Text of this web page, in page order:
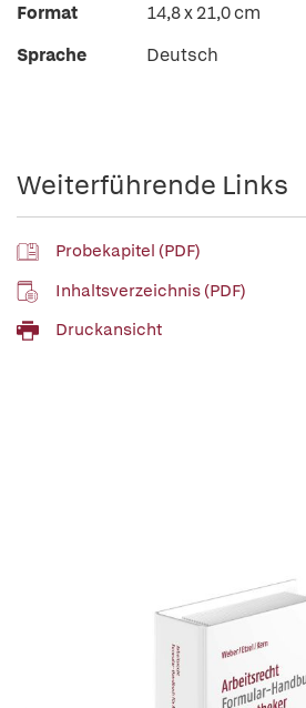
Format
14,8 x 21,0 cm
Sprache
Deutsch
Weiterführende Links
Probekapitel (PDF)
Inhaltsverzeichnis (PDF)
Druckansicht